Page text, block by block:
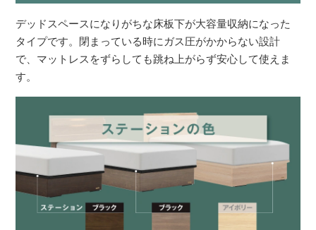
デッドスペースになりがちな床板下が大容量収納になった
タイプです。閉まっている時にガス圧がかからない設計
で、マットレスをずらしても跳ね上がらず安心して使えま
す。